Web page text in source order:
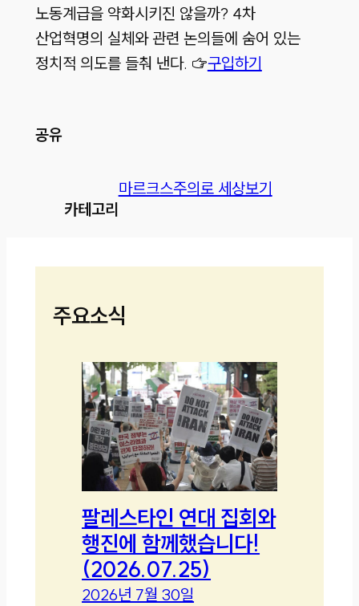
노동계급을 약화시키진 않을까? 4차
산업혁명의 실체와 관련 논의들에 숨어 있는
정치적 의도를 들춰 낸다. ☞구입하기
공유
카테고리
마르크스주의로 세상보기
주요소식
팔레스타인 연대 집회와
행진에 함께했습니다!
(2026.07.25)
2026년 7월 30일